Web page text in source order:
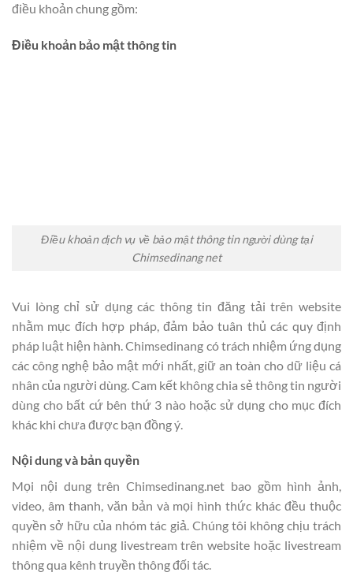
điều khoản chung gồm:
Điều khoản bảo mật thông tin
Điều khoản dịch vụ về bảo mật thông tin người dùng tại
Chimsedinang net
Vui lòng chỉ sử dụng các thông tin đăng tải trên website
nhằm mục đích hợp pháp, đảm bảo tuân thủ các quy định
pháp luật hiện hành. Chimsedinang có trách nhiệm ứng dụng
các công nghệ bảo mật mới nhất, giữ an toàn cho dữ liệu cá
nhân của người dùng. Cam kết không chia sẻ thông tin người
dùng cho bất cứ bên thứ 3 nào hoặc sử dụng cho mục đích
khác khi chưa được bạn đồng ý.
Nội dung và bản quyền
Mọi nội dung trên Chimsedinang.net bao gồm hình ảnh,
video, âm thanh, văn bản và mọi hình thức khác đều thuộc
quyền sở hữu của nhóm tác giả. Chúng tôi không chịu trách
nhiệm về nội dung livestream trên website hoặc livestream
thông qua kênh truyền thông đối tác.